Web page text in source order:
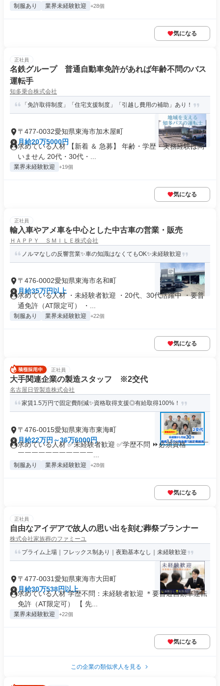
制服あり 業界未経験歓迎 +28個
気になる
正社員
名鉄グループ 普通自動車免許があれば年齢不問のバス
運転手
知多乗合株式会社
「免許取得制度」「住宅支援制度」「引越し費用の補助」あり！
〒477-0032愛知県東海市加木屋町
月給20万5000円
求めている人材 【新着 ＆ 急募】 年齢・学歴・実務経験は問
いません 20代・30代・...
業界未経験歓迎 +19個
気になる
正社員
輸入車やアメ車を中心とした中古車の営業・販売
ＨＡＰＰＹ ＳＭＩＬＥ株式会社
ノルマなしの反響営業✨車の知識はなくてもOK✨未経験歓迎
〒476-0002愛知県東海市名和町
月給35万円以上
求めている人材 ・未経験者歓迎 ・20代、30代活躍中 ・要普
通免許（AT限定可） ・...
制服あり 業界未経験歓迎 +22個
気になる
正社員
大手関連企業の製造スタッフ ※2交代
名古屋日管製造株式会社
家賃1.5万円で固定費削減✨資格取得支援◎有給取得100%！
〒476-0015愛知県東海市東海町
月給22万円～36万6000円
求めている人材 ✅未経験者歓迎 ✅学歴不問 ⏩必須資格 ￣￣￣
￣￣￣￣￣￣￣￣￣￣￣...
制服あり 業界未経験歓迎 +28個
気になる
正社員
自由なアイデアで故人の思い出を刻む葬祭プランナー
株式会社家族葬のファミーユ
プライム上場｜フレックス制あり｜夜勤基本なし｜未経験歓迎
〒477-0031愛知県東海市大田町
月給30万538円以上
求めている人材 学歴不問：未経験者歓迎 ＊要普通自動車運転
免許（AT限定可） 【 先...
業界未経験歓迎 +22個
気になる
この企業の類似求人を見る